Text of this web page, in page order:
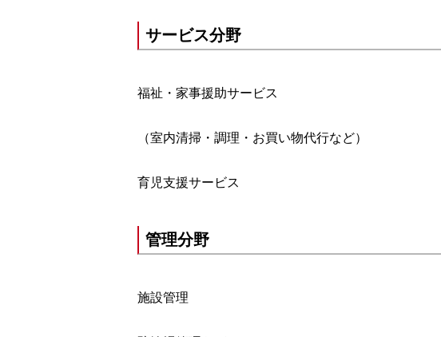
サービス分野
福祉・家事援助サービス
（室内清掃・調理
育児支援サービス
管理分野
施設管理